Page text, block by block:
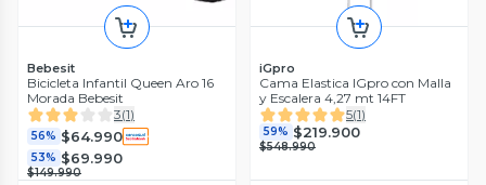
Bebesit
Bicicleta Infantil Queen Aro 16
Morada Bebesit
3(1)
56% $64.990
53% $69.990
$149.990
iGpro
Cama Elastica IGpro con Malla
y Escalera 4,27 mt 14FT
5(1)
59% $219.900
$548.990